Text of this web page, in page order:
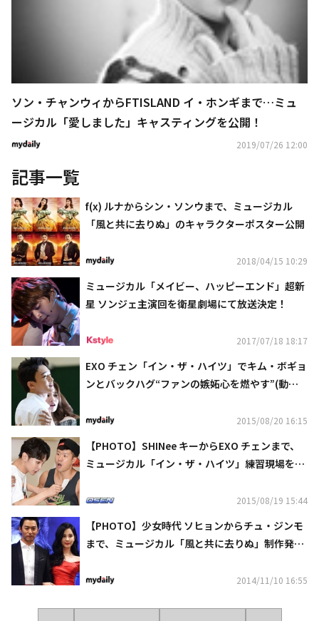
ソン・チャンウィからFTISLAND イ・ホンギまで…ミュ
ージカル「愛しました」キャスティングを公開！
2019/07/26 12:00
記事一覧
f(x) ルナからシン・ソンウまで、ミュージカル
「風と共に去りぬ」のキャラクターポスター公開
2018/04/15 10:29
ミュージカル「メイビー、ハッピーエンド」超新
星 ソンジェ主演回を衛星劇場にて放送決定！
2017/07/18 18:17
EXO チェン「イン・ザ・ハイツ」でキム・ボギョ
ンとバックハグ“ファンの嫉妬心を燃やす”(動画
2015/08/20 16:15
【PHOTO】SHINee キーからEXO チェンまで、
ミュージカル「イン・ザ・ハイツ」練習現場を公
2015/08/19 15:44
【PHOTO】少女時代 ソヒョンからチュ・ジンモ
まで、ミュージカル「風と共に去りぬ」制作発表
2014/11/10 16:55